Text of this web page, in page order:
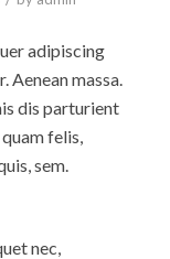
adipiscing
Aenean massa.
dis parturient
felis,
sem.
nec,